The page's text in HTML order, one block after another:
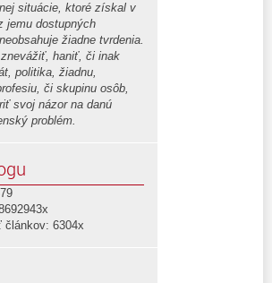
situácie, ktoré získal v
jemu dostupných
žiadne tvrdenia.
haniť, či inak
politika, žiadnu,
či skupinu osôb,
svoj názor na danú
problém.
článkov: 6304x